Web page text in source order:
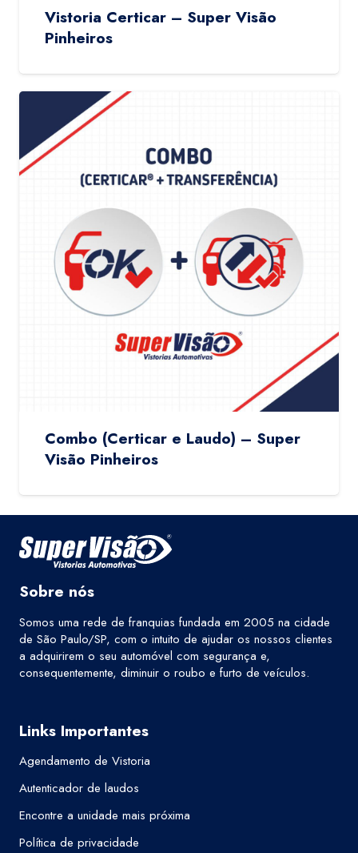
Vistoria Certicar – Super Visão
Pinheiros
Combo (Certicar e Laudo) – Super
Visão Pinheiros
Sobre nós
Somos uma rede de franquias fundada em 2005 na cidade
de São Paulo/SP, com o intuito de ajudar os nossos clientes
a adquirirem o seu automóvel com segurança e,
consequentemente, diminuir o roubo e furto de veículos.
Links Importantes
Agendamento de Vistoria
Autenticador de laudos
Encontre a unidade mais próxima
Política de privacidade